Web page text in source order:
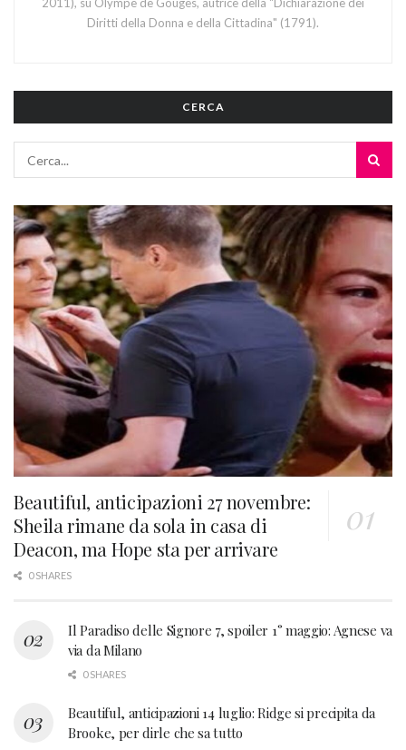
Diritti della Donna e della Cittadina" (1791).
CERCA
Beautiful, anticipazioni 27 novembre:
Sheila rimane da sola in casa di
Deacon, ma Hope sta per arrivare
0 SHARES
Il Paradiso delle Signore 7, spoiler 1° maggio: Agnese va
via da Milano
0 SHARES
Beautiful, anticipazioni 14 luglio: Ridge si precipita da
Brooke, per dirle che sa tutto